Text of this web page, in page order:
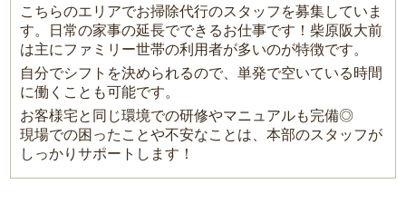
こちらのエリアでお掃除代行のスタッフを募集していま
す。日常の家事の延長でできるお仕事です！柴原阪大前
は主にファミリー世帯の利用者が多いのが特徴です。
自分でシフトを決められるので、単発で空いている時間
に働くことも可能です。
お客様宅と同じ環境での研修やマニュアルも完備◎
現場での困ったことや不安なことは、本部のスタッフが
しっかりサポートします！